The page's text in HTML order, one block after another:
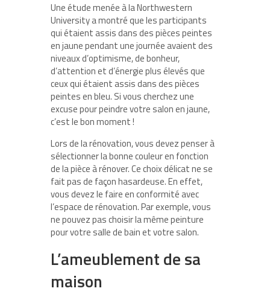
Une étude menée à la Northwestern
University a montré que les participants
qui étaient assis dans des pièces peintes
en jaune pendant une journée avaient des
niveaux d’optimisme, de bonheur,
d’attention et d’énergie plus élevés que
ceux qui étaient assis dans des pièces
peintes en bleu. Si vous cherchez une
excuse pour peindre votre salon en jaune,
c’est le bon moment !
Lors de la rénovation, vous devez penser à
sélectionner la bonne couleur en fonction
de la pièce à rénover. Ce choix délicat ne se
fait pas de façon hasardeuse. En effet,
vous devez le faire en conformité avec
l’espace de rénovation. Par exemple, vous
ne pouvez pas choisir la même peinture
pour votre salle de bain et votre salon.
L’ameublement de sa
maison